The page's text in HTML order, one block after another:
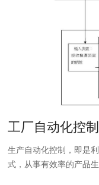
工厂自动化控制
生产自动化控制，即是
式，从事有效率的产品